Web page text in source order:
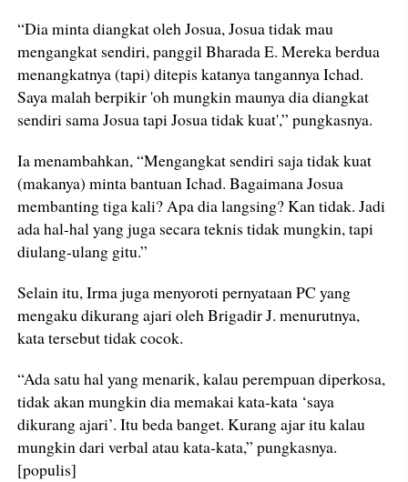
“Dia minta diangkat oleh Josua, Josua tidak mau
mengangkat sendiri, panggil Bharada E. Mereka berdua
menangkatnya (tapi) ditepis katanya tangannya Ichad.
Saya malah berpikir 'oh mungkin maunya dia diangkat
sendiri sama Josua tapi Josua tidak kuat',” pungkasnya.
Ia menambahkan, “Mengangkat sendiri saja tidak kuat
(makanya) minta bantuan Ichad. Bagaimana Josua
membanting tiga kali? Apa dia langsing? Kan tidak. Jadi
ada hal-hal yang juga secara teknis tidak mungkin, tapi
diulang-ulang gitu.”
Selain itu, Irma juga menyoroti pernyataan PC yang
mengaku dikurang ajari oleh Brigadir J. menurutnya,
kata tersebut tidak cocok.
“Ada satu hal yang menarik, kalau perempuan diperkosa,
tidak akan mungkin dia memakai kata-kata ‘saya
dikurang ajari’. Itu beda banget. Kurang ajar itu kalau
mungkin dari verbal atau kata-kata,” pungkasnya.
[populis]